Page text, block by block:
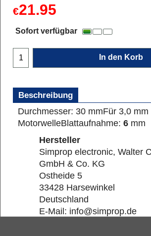
€21.95
Sofort verfügbar
In den Korb
Beschreibung
Durchmesser: 30 mmFür 3,0 mm
MotorwelleBlattaufnahme: 6 mm
Hersteller
Simprop electronic, Walter
GmbH & Co. KG
Ostheide 5
33428 Harsewinkel
Deutschland
E-Mail: info@simprop.de